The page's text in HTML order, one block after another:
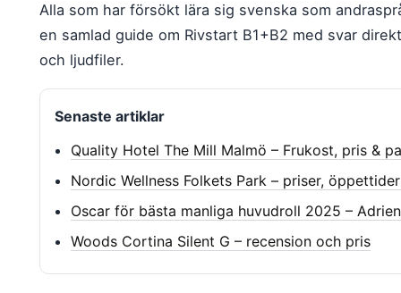
Alla som har försökt lära sig svenska som
en samlad guide om Rivstart B1+B2 med svar
och ljudfiler.
Senaste artiklar
Quality Hotel The Mill Malmö – Frukost, pris &
Nordic Wellness Folkets Park – priser,
Oscar för bästa manliga huvudroll 2025 –
Woods Cortina Silent G – recension och pris